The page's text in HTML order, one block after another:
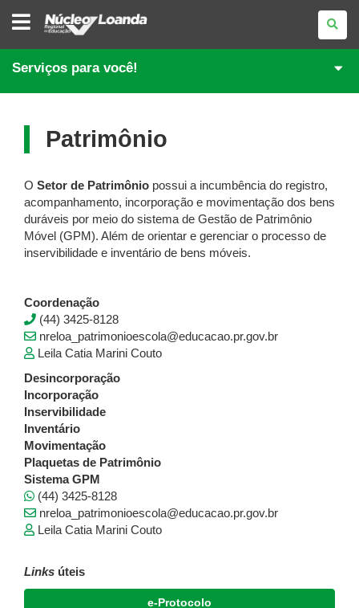
NÚCLEO
REGIONAL
EDUCAÇÃO
DE
LOANDA
Serviços para você!
Patrimônio
O Setor de Patrimônio possui a incumbência do registro,
acompanhamento, incorporação e movimentação dos bens
duráveis por meio do sistema de Gestão de Patrimônio
Móvel (GPM). Além de orientar e gerenciar o processo de
inservibilidade e inventário de bens móveis.
Coordenação
(44) 3425-8128
nreloa_patrimonioescola@educacao.pr.gov.br
Leila Catia Marini Couto
Desincorporação
Incorporação
Inservibilidade
Inventário
Movimentação
Plaquetas de Patrimônio
Sistema GPM
(44) 3425-8128
nreloa_patrimonioescola@educacao.pr.gov.br
Leila Catia Marini Couto
Links úteis
e-Protocolo